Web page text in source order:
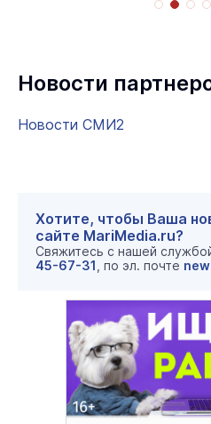
Новости
Новости СМИ2
Хотите, чтобы Ваша
сайте MariMedia.ru?
Свяжитесь с нашей
45-67-31 , по эл. почте